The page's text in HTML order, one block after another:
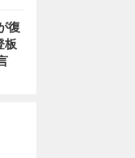
復
板